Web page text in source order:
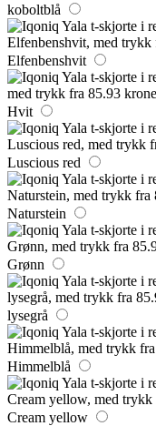
koboltblå
Elfenbenshvit
Hvit
Luscious red
Naturstein
Grønn
lysegrå
Himmelblå
Cream yellow